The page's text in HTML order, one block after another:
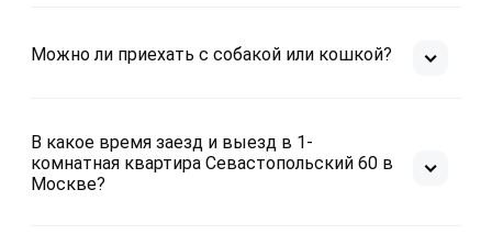
Можно ли приехать с собакой или кошкой?
В какое время заезд и выезд в 1-
комнатная квартира Севастопольский 60 в
Москве?